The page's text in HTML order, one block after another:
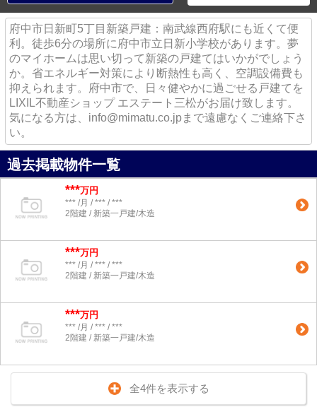
府中市日新町5丁目新築戸建：南武線西府駅にも近くて便
利。徒歩6分の場所に府中市立日新小学校があります。夢
のマイホームは思い切って新築の戸建てはいかがでしょう
か。省エネルギー対策により断熱性も高く、空調設備費も
抑えられます。府中市で、日々健やかに過ごせる戸建てを
LIXIL不動産ショップ エステート三松がお届け致します。
気になる方は、info@mimatu.co.jpまで遠慮なくご連絡下さ
い。
過去掲載物件一覧
***万円
*** /月 / *** / ***
2階建 / 新築一戸建/木造
***万円
*** /月 / *** / ***
2階建 / 新築一戸建/木造
***万円
*** /月 / *** / ***
2階建 / 新築一戸建/木造
全4件を表示する